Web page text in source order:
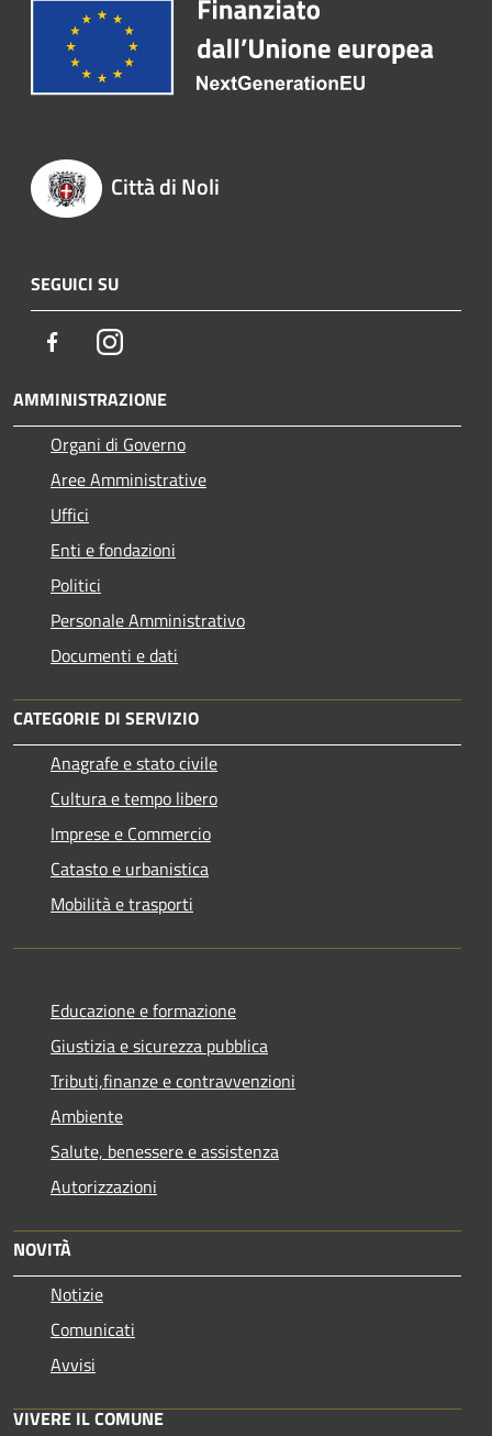
Città di Noli
SEGUICI SU
FacebookInstagram
AMMINISTRAZIONE
Organi di Governo
Aree Amministrative
Uffici
Enti e fondazioni
Politici
Personale Amministrativo
Documenti e dati
CATEGORIE DI SERVIZIO
Anagrafe e stato civile
Cultura e tempo libero
Imprese e Commercio
Catasto e urbanistica
Mobilità e trasporti
Educazione e formazione
Giustizia e sicurezza pubblica
Tributi,finanze e contravvenzioni
Ambiente
Salute, benessere e assistenza
Autorizzazioni
NOVITÀ
Notizie
Comunicati
Avvisi
VIVERE IL COMUNE